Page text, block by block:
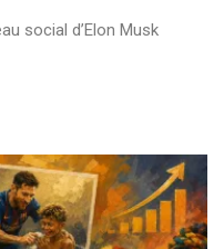
social d’Elon Musk